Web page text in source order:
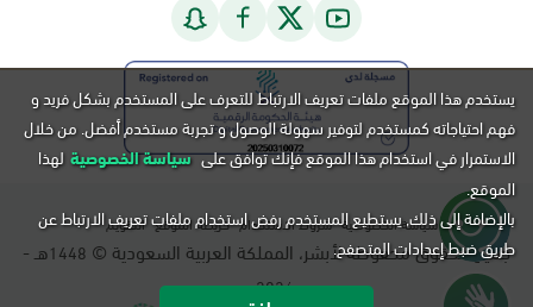
سياسة الخصوصية شروط الاستخدام خريطة الموقع التقويم
جميع الحقوق محفوظة لأبشر، المملكة العربية السعودية © 1448هـ -
2026م.
يستخدم هذا الموقع ملفات تعريف الارتباط للتعرف على المستخدم بشكل فريد و
فهم احتياجاته كمستخدم لتوفير سهولة الوصول و تجربة مستخدم أفضل. من خلال
الاستمرار في استخدام هذا الموقع فإنك توافق على سياسة الخصوصية لهذا
الموقع.
بالإضافة إلى ذلك, يستطيع المستخدم رفض استخدام ملفات تعريف الارتباط عن
طريق ضبط إعدادات المتصفح.